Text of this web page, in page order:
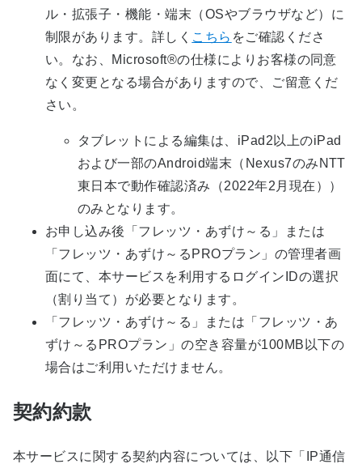
ル・拡張子・機能・端末（OSやブラウザなど）に
制限があります。詳しく こちら をご確認くださ
い。なお、Microsoft®の仕様によりお客様の同意
なく変更となる場合がありますので、ご留意くだ
さい。
タブレットによる編集は、iPad2以上のiPad
および一部のAndroid端末（Nexus7のみNTT
東日本で動作確認済み（2022年2月現在））
のみとなります。
お申し込み後「フレッツ・あずけ～る」または
「フレッツ・あずけ～るPROプラン」の管理者画
面にて、本サービスを利用するログインIDの選択
（割り当て）が必要となります。
「フレッツ・あずけ～る」または「フレッツ・あ
ずけ～るPROプラン」の空き容量が100MB以下の
場合はご利用いただけません。
契約約款
本サービスに関する契約内容については、以下「IP通信